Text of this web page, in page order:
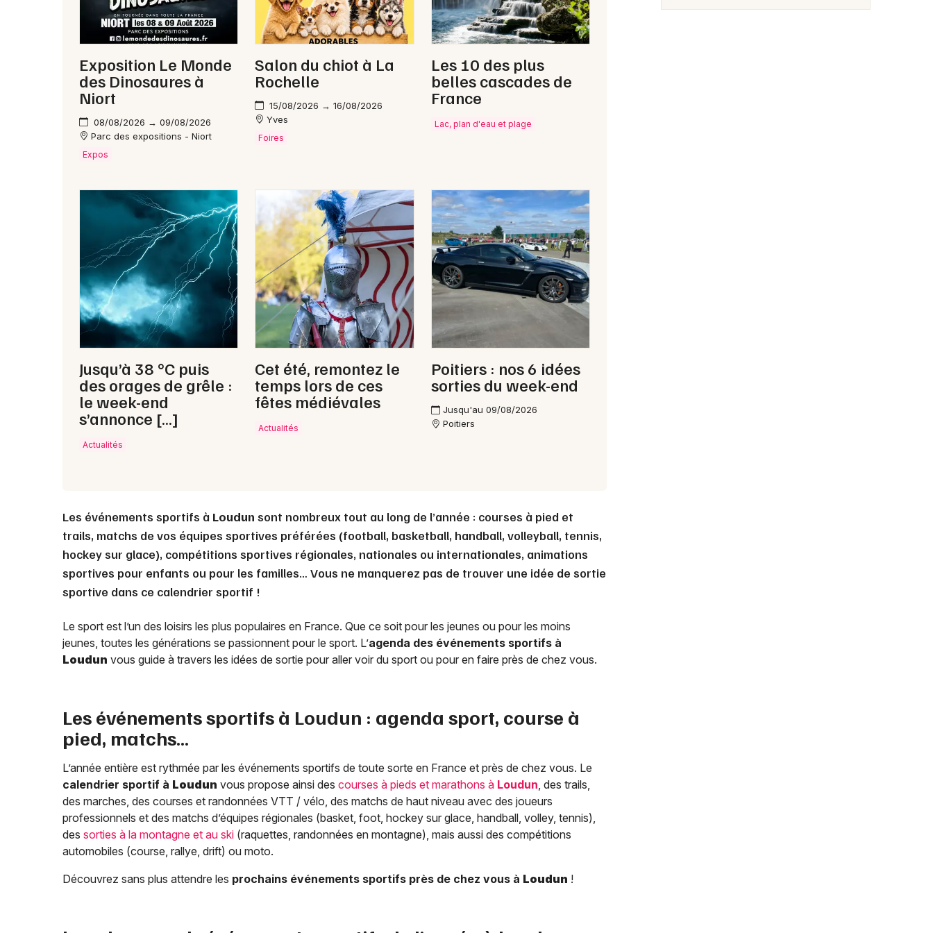
Exposition Le Monde
des Dinosaures à
Niort
08/08/2026 → 09/08/2026
Parc des expositions - Niort
Expos
Salon du chiot à La
Rochelle
15/08/2026 → 16/08/2026
Yves
Foires
Les 10 des plus
belles cascades de
France
Lac, plan d'eau et plage
Jusqu’à 38 °C puis
des orages de grêle :
le week-end
s’annonce […]
Actualités
Cet été, remontez le
temps lors de ces
fêtes médiévales
Actualités
Poitiers : nos 6 idées
sorties du week-end
Jusqu'au 09/08/2026
Poitiers
Les événements sportifs à Loudun sont nombreux tout au long de l’année : courses à pied et
trails, matchs de vos équipes sportives préférées (football, basketball, handball, volleyball, tennis,
hockey sur glace), compétitions sportives régionales, nationales ou internationales, animations
sportives pour enfants ou pour les familles… Vous ne manquerez pas de trouver une idée de sortie
sportive dans ce calendrier sportif !
Le sport est l’un des loisirs les plus populaires en France. Que ce soit pour les jeunes ou pour les moins
jeunes, toutes les générations se passionnent pour le sport. L’agenda des événements sportifs à
Loudun vous guide à travers les idées de sortie pour aller voir du sport ou pour en faire près de chez vous.
Les événements sportifs à Loudun : agenda sport, course à
pied, matchs…
L’année entière est rythmée par les événements sportifs de toute sorte en France et près de chez vous. Le
calendrier sportif à Loudun vous propose ainsi des courses à pieds et marathons à Loudun, des trails,
des marches, des courses et randonnées VTT / vélo, des matchs de haut niveau avec des joueurs
professionnels et des matchs d’équipes régionales (basket, foot, hockey sur glace, handball, volley, tennis),
des sorties à la montagne et au ski (raquettes, randonnées en montagne), mais aussi des compétitions
automobiles (course, rallye, drift) ou moto.
Découvrez sans plus attendre les prochains événements sportifs près de chez vous à Loudun !